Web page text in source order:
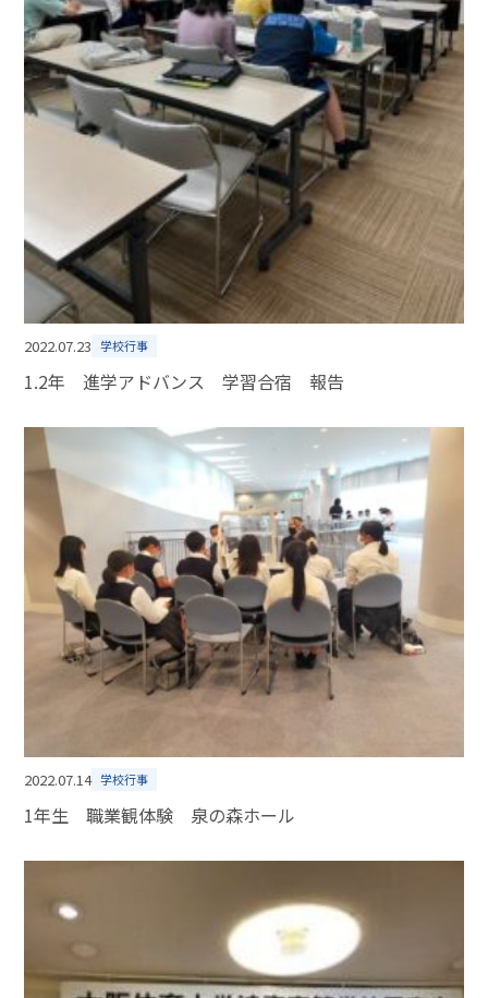
2022.07.23 学校行事
1.2年 進学アドバンス 学習合宿 報告
2022.07.14 学校行事
1年生 職業観体験 泉の森ホール